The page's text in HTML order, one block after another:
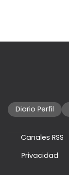
Diario Perfil
Canales RSS
Privacidad